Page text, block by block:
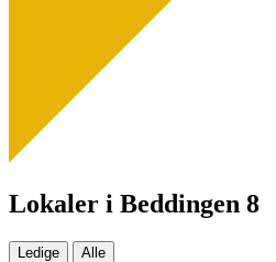
Lokaler i Beddingen 8
Ledige Alle